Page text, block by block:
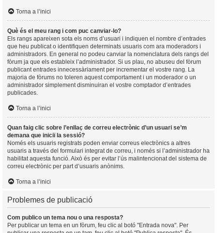
Torna a l’inici
Què és el meu rang i com puc canviar-lo?
Els rangs apareixen sota els noms d’usuari i indiquen el nombre d’entrades
que heu publicat o identifiquen determinats usuaris com ara moderadors i
administradors. En general no podeu canviar la nomenclatura dels rangs del
fòrum ja que els estableix l’administrador. Si us plau, no abuseu del fòrum
publicant entrades innecessàriament per incrementar el vostre rang. La
majoria de fòrums no toleren aquest comportament i un moderador o un
administrador simplement disminuiran el vostre comptador d’entrades
publicades.
Torna a l’inici
Quan faig clic sobre l’enllaç de correu electrònic d’un usuari se’m
demana que iniciï la sessió?
Només els usuaris registrats poden enviar correus electrònics a altres
usuaris a través del formulari integrat de correu, i només si l’administrador ha
habilitat aquesta funció. Això és per evitar l’ús malintencionat del sistema de
correu electrònic per part d’usuaris anònims.
Torna a l’inici
Problemes de publicació
Com publico un tema nou o una resposta?
Per publicar un tema en un fòrum, feu clic al botó "Entrada nova". Per